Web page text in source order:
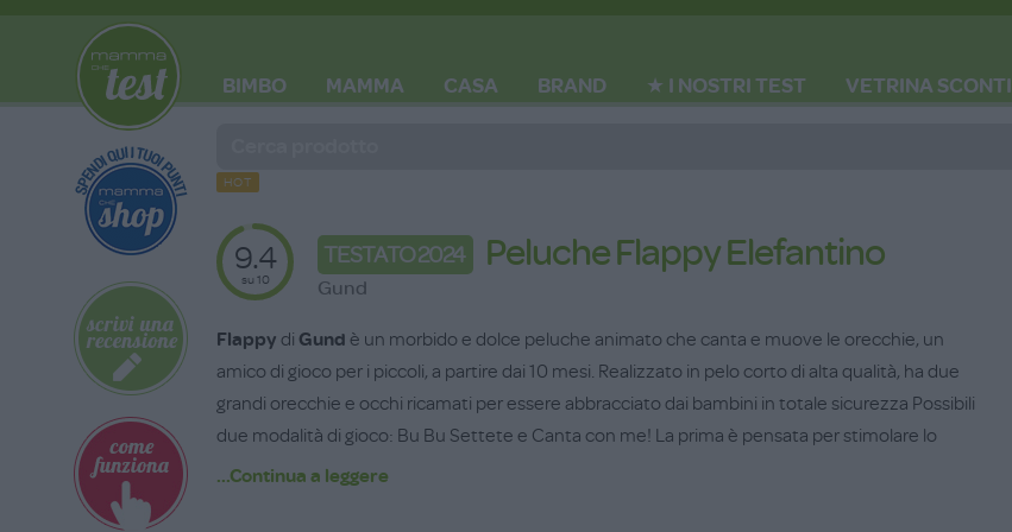
BIMBO MAMMA CASA BRAND ★ I NOSTRI TEST VETRINA SCONTI
HOT
9.4
su 10
TESTATO 2024 Peluche Flappy Elefantino
Gund
Flappy di Gund è un morbido e dolce peluche animato che canta e muove le orecchie, un
amico di gioco per i piccoli, a partire dai 10 mesi. Realizzato in pelo corto di alta qualità, ha due
grandi orecchie e occhi ricamati per essere abbracciato dai bambini in totale sicurezza Possibili
due modalità di gioco: Bu Bu Settete e Canta con me! La prima è pensata per stimolare lo
sviluppo cognitivo del bambino: premendo una delle due zampe posteriori le orecchie si
...Continua a leggere